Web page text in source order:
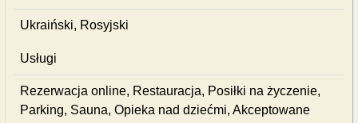
Ukraiński, Rosyjski
Usługi
Rezerwacja online, Restauracja, Posiłki na życzenie,
Parking, Sauna, Opieka nad dziećmi, Akceptowane